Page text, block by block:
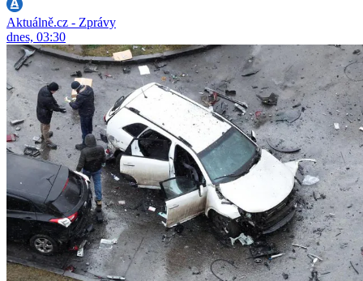
Aktuálně.cz - Zprávy
dnes, 03:30